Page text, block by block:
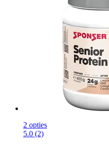
2 opties
5.0 (2)